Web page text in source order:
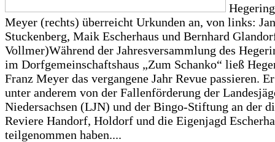
Meyer (rechts) überreicht Urkunden an, von links:
Stuckenberg, Maik Escherhaus und Bernhard
Vollmer)Während der Jahresversammlung des
im Dorfgemeinschaftshaus „Zum Schanko“ ließ
Franz Meyer das vergangene Jahr Revue passieren.
unter anderem von der Fallenförderung der
Niedersachsen (LJN) und der Bingo-Stiftung an der
Reviere Handorf, Holdorf und die Eigenjagd
teilgenommen haben....